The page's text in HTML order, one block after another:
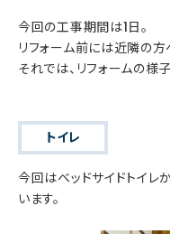
今回の工事期間は1日。
リフォーム前には近隣の
それでは、リフォームの様
トイレ
今回はベッドサイドトイレ
います。